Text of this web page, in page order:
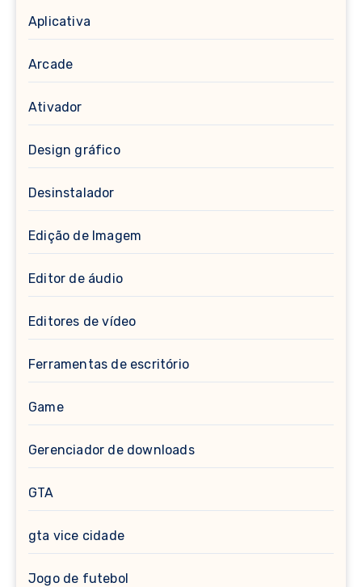
Aplicativa
Arcade
Ativador
Design gráfico
Desinstalador
Edição de Imagem
Editor de áudio
Editores de vídeo
Ferramentas de escritório
Game
Gerenciador de downloads
GTA
gta vice cidade
Jogo de futebol